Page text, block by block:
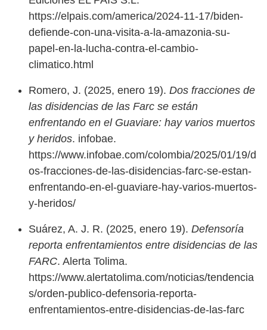
https://elpais.com/america/2024-11-17/biden-
defiende-con-una-visita-a-la-amazonia-su-
papel-en-la-lucha-contra-el-cambio-
climatico.html
Romero, J. (2025, enero 19). Dos fracciones de
las disidencias de las Farc se están
enfrentando en el Guaviare: hay varios muertos
y heridos. infobae.
https://www.infobae.com/colombia/2025/01/19/d
os-fracciones-de-las-disidencias-farc-se-estan-
enfrentando-en-el-guaviare-hay-varios-muertos-
y-heridos/
Suárez, A. J. R. (2025, enero 19). Defensoría
reporta enfrentamientos entre disidencias de las
FARC. Alerta Tolima.
https://www.alertatolima.com/noticias/tendencia
s/orden-publico-defensoria-reporta-
enfrentamientos-entre-disidencias-de-las-farc